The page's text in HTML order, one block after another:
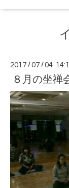
2017 /07 /04
８月の坐禅